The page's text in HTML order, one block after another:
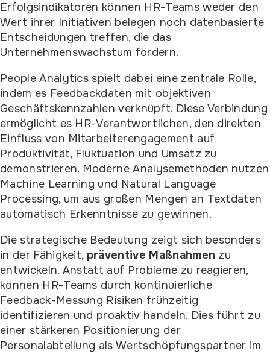
Erfolgsindikatoren können HR-Teams weder den
Wert ihrer Initiativen belegen noch datenbasierte
Entscheidungen treffen, die das
Unternehmenswachstum fördern.
People Analytics spielt dabei eine zentrale Rolle,
indem es Feedbackdaten mit objektiven
Geschäftskennzahlen verknüpft. Diese Verbindung
ermöglicht es HR-Verantwortlichen, den direkten
Einfluss von Mitarbeiterengagement auf
Produktivität, Fluktuation und Umsatz zu
demonstrieren. Moderne Analysemethoden nutzen
Machine Learning und Natural Language
Processing, um aus großen Mengen an Textdaten
automatisch Erkenntnisse zu gewinnen.
Die strategische Bedeutung zeigt sich besonders
in der Fähigkeit, präventive Maßnahmen zu
entwickeln. Anstatt auf Probleme zu reagieren,
können HR-Teams durch kontinuierliche
Feedback-Messung Risiken frühzeitig
identifizieren und proaktiv handeln. Dies führt zu
einer stärkeren Positionierung der
Personalabteilung als Wertschöpfungspartner im